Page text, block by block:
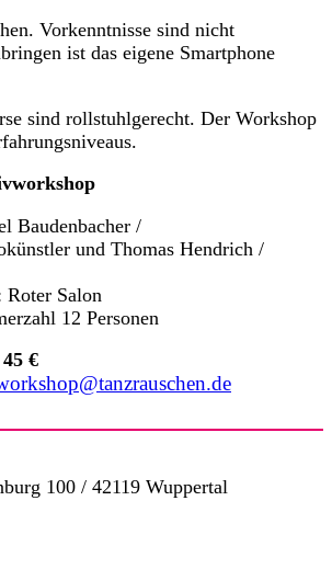
Vorkenntnisse sind nicht
ist das eigene Smartphone
sind rollstuhlgerecht. Der Workshop
Baudenbacher /
und Thomas Hendrich /
Roter Salon
12 Personen
€
100 / 42119 Wuppertal